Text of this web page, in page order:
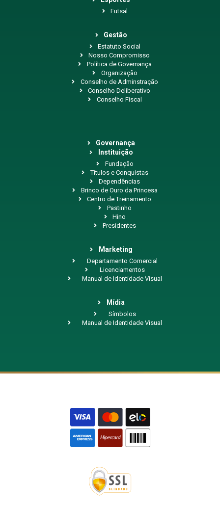
Futsal
Gestão
Estatuto Social
Nosso Compromisso
Política de Governança
Organização
Conselho de Adminstração
Conselho Deliberativo
Conselho Fiscal
Governança
Instituição
Fundação
Títulos e Conquistas
Dependências
Brinco de Ouro da Princesa
Centro de Treinamento
Pastinho
Hino
Presidentes
Marketing
Departamento Comercial
Licenciamentos
Manual de Identidade Visual
Mídia
Símbolos
Manual de Identidade Visual